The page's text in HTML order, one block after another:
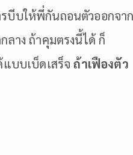
บีบให้พี่กันถอนตัวออกจา
าง ถ้าคุมตรงนี้ได้ ก็
แบบเบ็ดเสร็จถ้าเฟืองตัว